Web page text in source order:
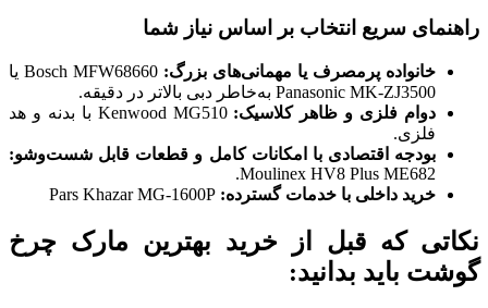
راهنمای سریع انتخاب بر اساس نیاز شما
خانواده‌ پرمصرف یا مهمانی‌های بزرگ:
Bosch MFW68660 یا
Panasonic MK-ZJ3500 به‌خاطر دبی بالاتر در دقیقه.
دوام فلزی و ظاهر کلاسیک:
Kenwood MG510 با بدنه و هد
فلزی.
بودجه اقتصادی با امکانات کامل و قطعات قابل شست‌وشو:
Moulinex HV8 Plus ME682.
خرید داخلی با خدمات گسترده:
نکاتی که قبل از خرید بهترین مارک چرخ
گوشت باید بدانید: